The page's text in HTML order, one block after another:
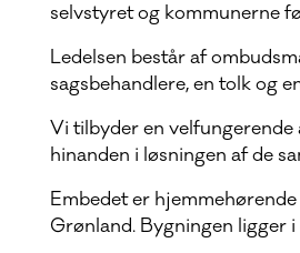
selvstyret og kommunerne
Ledelsen består af
sagsbehandlere, en tolk og
Vi tilbyder en
hinanden i løsningen af de
Embedet er
Grønland. Bygningen ligger